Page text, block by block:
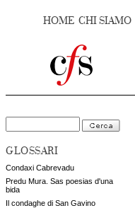
HOME CHI SIAMO
GLOSSARI
Condaxi Cabrevadu
Predu Mura. Sas poesias d'una
bida
Il condaghe di San Gavino